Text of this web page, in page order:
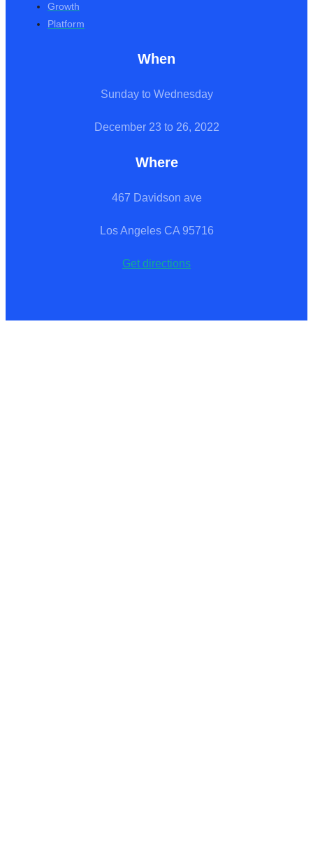
Growth
Platform
When
Sunday to Wednesday
December 23 to 26, 2022
Where
467 Davidson ave
Los Angeles CA 95716
Get directions